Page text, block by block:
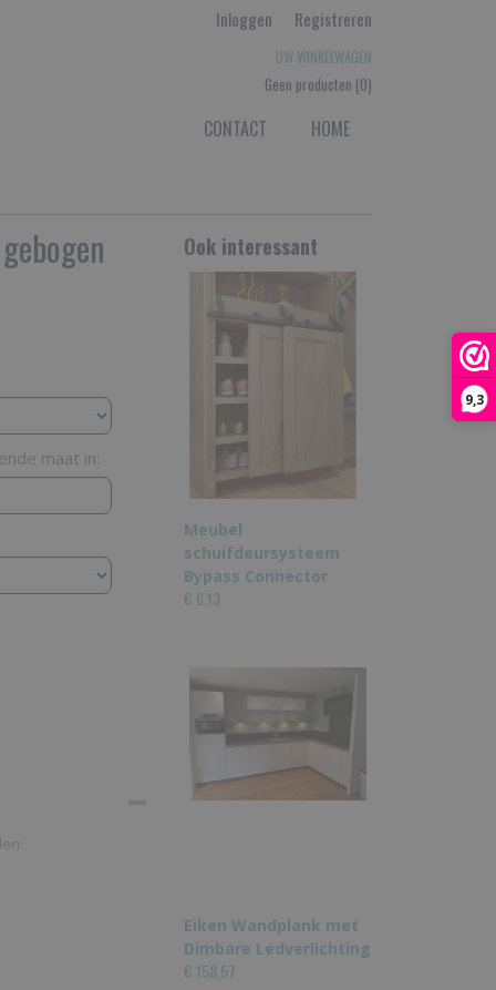
9,3
Inloggen Registreren
UW WINKELWAGEN
Geen producten (0)
HOME
CONTACT
maat in:
Ook interessant
Meubel
schuifdeursysteem
Bypass Connector
€ 6,13
Eiken Wandplank met
Dimbare Ledverlichting
€ 158,57